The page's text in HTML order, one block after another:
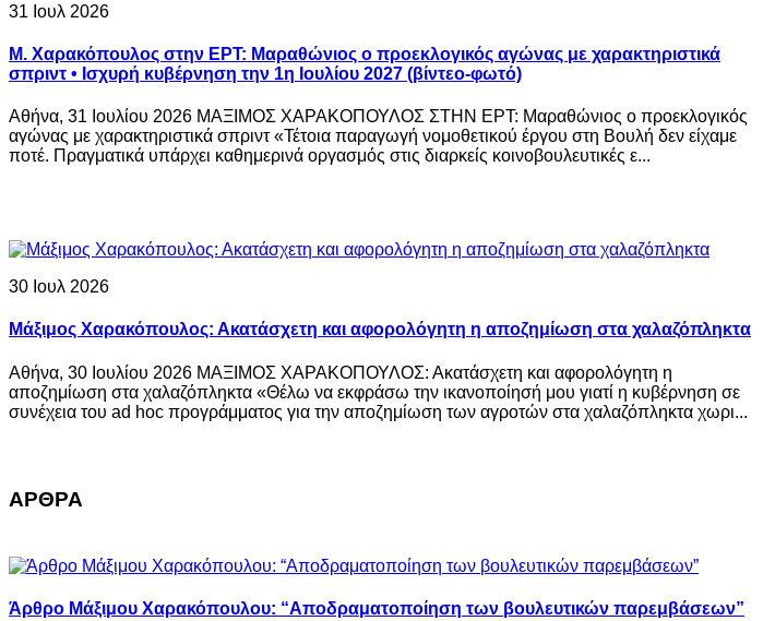
31 Ιουλ 2026
Μ. Χαρακόπουλος στην ΕΡΤ: Μαραθώνιος ο προεκλογικός αγώνας με χαρακτηριστικά
σπριντ • Ισχυρή κυβέρνηση την 1η Ιουλίου 2027 (βίντεο-φωτό)
Αθήνα, 31 Ιουλίου 2026 ΜΑΞΙΜΟΣ ΧΑΡΑΚΟΠΟΥΛΟΣ ΣΤΗΝ ΕΡΤ: Μαραθώνιος ο προεκλογικός
αγώνας με χαρακτηριστικά σπριντ «Τέτοια παραγωγή νομοθετικού έργου στη Βουλή δεν είχαμε
ποτέ. Πραγματικά υπάρχει καθημερινά οργασμός στις διαρκείς κοινοβουλευτικές ε...
30 Ιουλ 2026
Μάξιμος Χαρακόπουλος: Ακατάσχετη και αφορολόγητη η αποζημίωση στα χαλαζόπληκτα
Αθήνα, 30 Ιουλίου 2026 ΜΑΞΙΜΟΣ ΧΑΡΑΚΟΠΟΥΛΟΣ: Ακατάσχετη και αφορολόγητη η
αποζημίωση στα χαλαζόπληκτα «Θέλω να εκφράσω την ικανοποίησή μου γιατί η κυβέρνηση σε
συνέχεια του ad hoc προγράμματος για την αποζημίωση των αγροτών στα χαλαζόπληκτα χωρι...
ΑΡΘΡΑ
Άρθρο Μάξιμου Χαρακόπουλου: “Αποδραματοποίηση των βουλευτικών παρεμβάσεων”